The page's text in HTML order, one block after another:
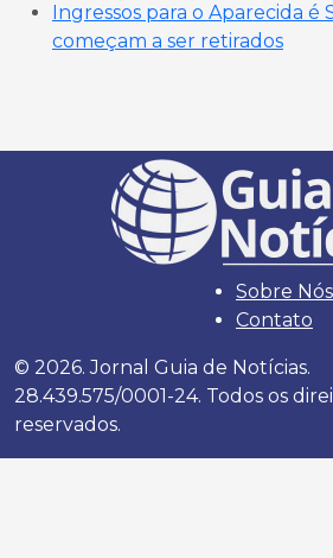
Ingressos para o Aparecida é
começam a ser retirados
Sobre Nós
Contato
© 2026. Jornal Guia de Notícias.
28.439.575/0001-24. Todos os
reservados.